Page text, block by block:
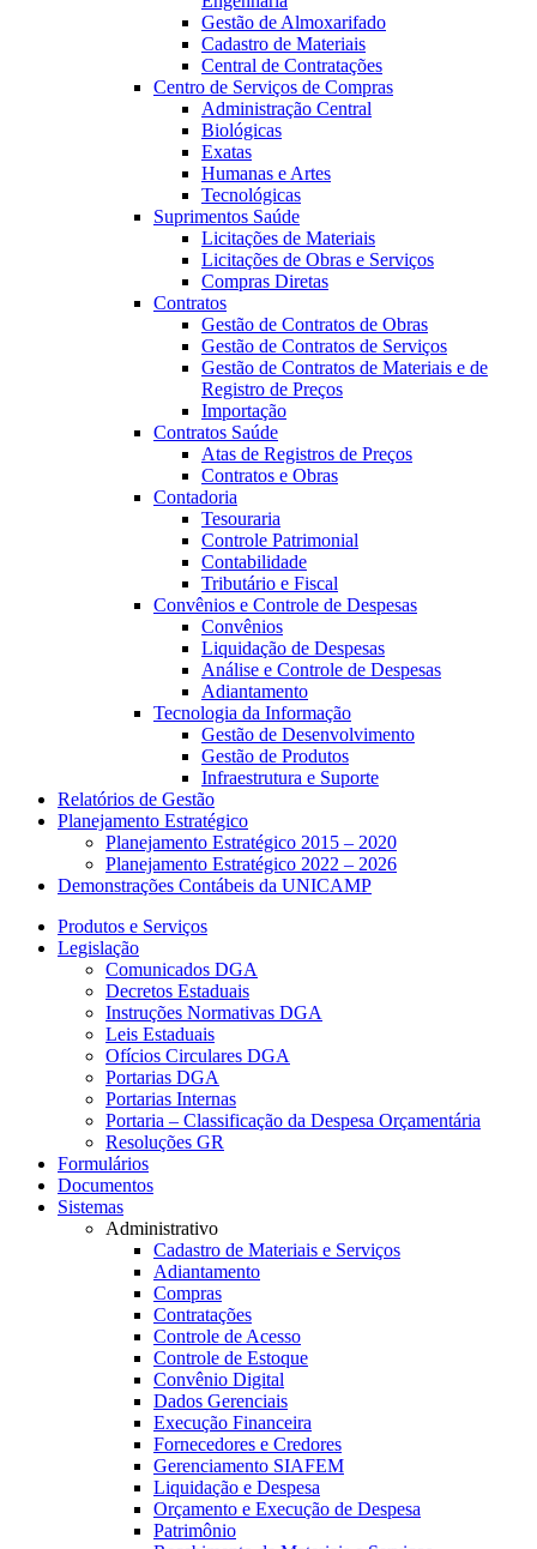
Gestão de Almoxarifado
Cadastro de Materiais
Central de Contratações
Centro de Serviços de Compras
Administração Central
Biológicas
Exatas
Humanas e Artes
Tecnológicas
Suprimentos Saúde
Licitações de Materiais
Licitações de Obras e Serviços
Compras Diretas
Contratos
Gestão de Contratos de Obras
Gestão de Contratos de Serviços
Gestão de Contratos de Materiais e de
Registro de Preços
Importação
Contratos Saúde
Atas de Registros de Preços
Contratos e Obras
Contadoria
Tesouraria
Controle Patrimonial
Contabilidade
Tributário e Fiscal
Convênios e Controle de Despesas
Convênios
Liquidação de Despesas
Análise e Controle de Despesas
Adiantamento
Tecnologia da Informação
Gestão de Desenvolvimento
Gestão de Produtos
Infraestrutura e Suporte
Relatórios de Gestão
Planejamento Estratégico
Planejamento Estratégico 2015 – 2020
Planejamento Estratégico 2022 – 2026
Demonstrações Contábeis da UNICAMP
Produtos e Serviços
Legislação
Comunicados DGA
Decretos Estaduais
Instruções Normativas DGA
Leis Estaduais
Ofícios Circulares DGA
Portarias DGA
Portarias Internas
Portaria – Classificação da Despesa Orçamentária
Resoluções GR
Formulários
Documentos
Sistemas
Administrativo
Cadastro de Materiais e Serviços
Adiantamento
Compras
Contratações
Controle de Acesso
Controle de Estoque
Convênio Digital
Dados Gerenciais
Execução Financeira
Fornecedores e Credores
Gerenciamento SIAFEM
Liquidação e Despesa
Orçamento e Execução de Despesa
Patrimônio